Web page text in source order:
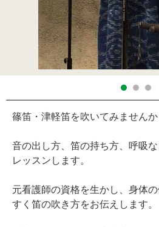
篠笛・津軽笛を吹いてみませんか
音の出し方、笛の持ち方、呼吸
レッスンします。
元看護師の資格を生かし、身体
すく笛の吹き方をお伝えします。